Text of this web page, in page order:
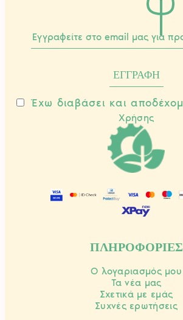
Έχω διαβάσει και
Χρήσης
ΠΛΗΡΟΦΟΡΙΕΣ
Ο λογαριασμός μου
Τα νέα μας
Σχετικά με εμάς
Συχνές ερωτήσεις